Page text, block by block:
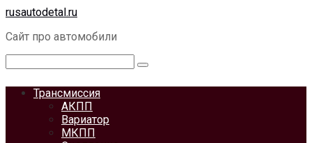
Перейти
контенту
rusautodetal.ru
Сайт про автомобили
Трансмиссия
АКПП
Вариатор
МКПП